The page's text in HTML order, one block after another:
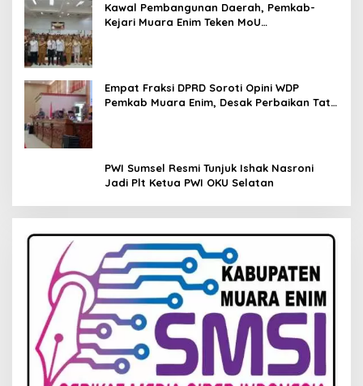
Kawal Pembangunan Daerah, Pemkab-
Kejari Muara Enim Teken MoU
Empat Fraksi DPRD Soroti Opini WDP
Pemkab Muara Enim, Desak Perbaikan Tata
PWI Sumsel Resmi Tunjuk Ishak Nasroni
Jadi Plt Ketua PWI OKU Selatan